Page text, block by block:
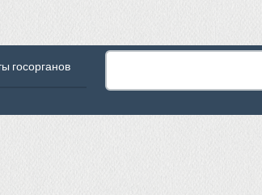
госорганов